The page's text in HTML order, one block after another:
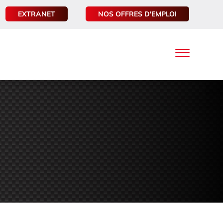
EXTRANET NOS OFFRES D'EMPLOI